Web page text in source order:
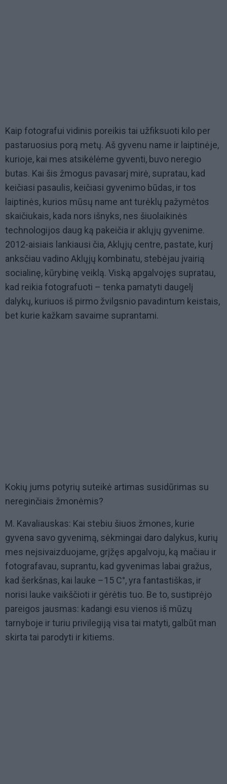
Kaip fotografui vidinis poreikis tai užfiksuoti kilo per
pastaruosius porą metų. Aš gyvenu name ir laiptinėje,
kurioje, kai mes atsikėlėme gyventi, buvo neregio
butas. Kai šis žmogus pavasarį mirė, supratau, kad
keičiasi pasaulis, keičiasi gyvenimo būdas, ir tos
laiptinės, kurios mūsų name ant turėklų pažymėtos
skaičiukais, kada nors išnyks, nes šiuolaikinės
technologijos daug ką pakeičia ir aklųjų gyvenime.
2012-aisiais lankiausi čia, Aklųjų centre, pastate, kurį
anksčiau vadino Aklųjų kombinatu, stebėjau įvairią
socialinę, kūrybinę veiklą. Viską apgalvojęs supratau,
kad reikia fotografuoti – tenka pamatyti daugelį
dalykų, kuriuos iš pirmo žvilgsnio pavadintum keistais,
bet kurie kažkam savaime suprantami.
Kokių jums potyrių suteikė artimas susidūrimas su
nereginčiais žmonėmis?
M. Kavaliauskas: Kai stebiu šiuos žmones, kurie
gyvena savo gyvenimą, sėkmingai daro dalykus, kurių
mes neįsivaizduojame, grįžęs apgalvoju, ką mačiau ir
fotografavau, suprantu, kad gyvenimas labai gražus,
kad šerkšnas, kai lauke –15 C°, yra fantastiškas, ir
norisi lauke vaikščioti ir gėrėtis tuo. Be to, sustiprėjo
pareigos jausmas: kadangi esu vienos iš mūzų
tarnyboje ir turiu privilegiją visa tai matyti, galbūt man
skirta tai parodyti ir kitiems.